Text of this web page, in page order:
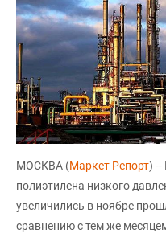
МОСКВА (Маркет Репорт) --
полиэтилена низкого
увеличились в ноябре
сравнению с тем же